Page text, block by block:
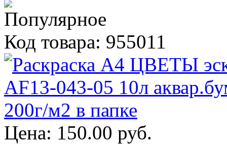
Код товара: 955011
Цена: 150.00 руб.